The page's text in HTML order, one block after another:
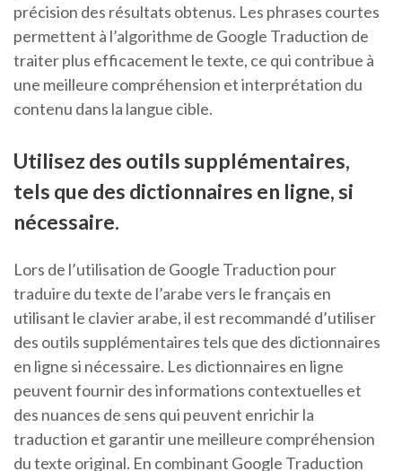
précision des résultats obtenus. Les phrases courtes
permettent à l’algorithme de Google Traduction de
traiter plus efficacement le texte, ce qui contribue à
une meilleure compréhension et interprétation du
contenu dans la langue cible.
Utilisez des outils supplémentaires,
tels que des dictionnaires en ligne, si
nécessaire.
Lors de l’utilisation de Google Traduction pour
traduire du texte de l’arabe vers le français en
utilisant le clavier arabe, il est recommandé d’utiliser
des outils supplémentaires tels que des dictionnaires
en ligne si nécessaire. Les dictionnaires en ligne
peuvent fournir des informations contextuelles et
des nuances de sens qui peuvent enrichir la
traduction et garantir une meilleure compréhension
du texte original. En combinant Google Traduction